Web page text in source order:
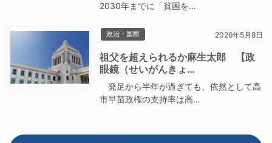
2030年までに「貧困を…
政治・国際 2026年5月8日
祖父を超えられるか麻生太郎 【政
眼鏡（せいがんきょ…
発足から半年が過ぎても、依然として高
市早苗政権の支持率は高…